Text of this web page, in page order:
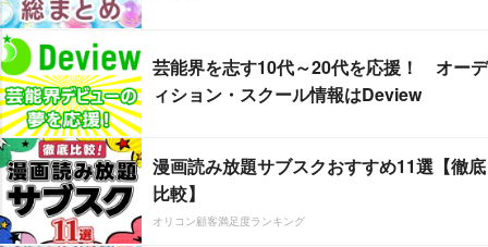
芸能界を志す10代～20代を応援！ オーデ
ィション・スクール情報はDeview
漫画読み放題サブスクおすすめ11選【徹底
比較】
オリコン顧客満足度ランキング